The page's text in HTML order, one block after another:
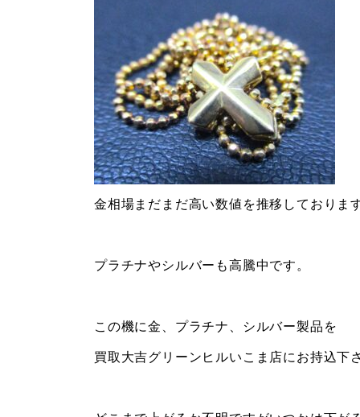
金相場まだまだ高い数値を推移しております
プラチナやシルバーも高騰中です。
この機に金、プラチナ、シルバー製品を
買取大吉グリーンヒルいこま店にお持込下さ